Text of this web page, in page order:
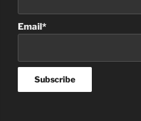
Email*